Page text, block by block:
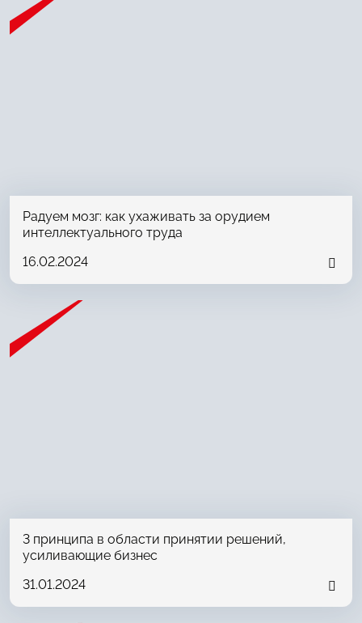
Радуем мозг: как ухаживать за орудием
интеллектуального труда
16.02.2024
3 принципа в области принятии решений,
усиливающие бизнес
31.01.2024